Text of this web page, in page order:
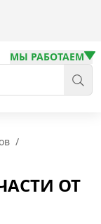
МЫ РАБОТАЕМ
/
ОТ